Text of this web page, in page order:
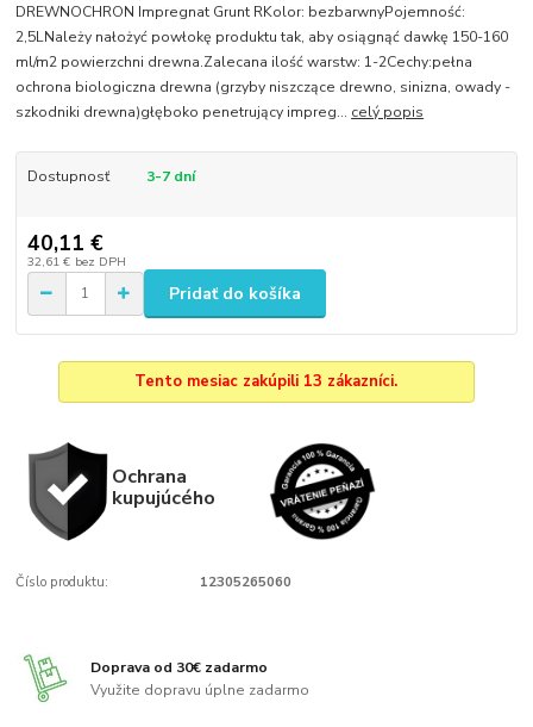
DREWNOCHRON Impregnat Grunt RKolor: bezbarwnyPojemność:
2,5LNależy nałożyć powłokę produktu tak, aby osiągnąć dawkę 150-160
ml/m2 powierzchni drewna.Zalecana ilość warstw: 1-2Cechy:pełna
ochrona biologiczna drewna (grzyby niszczące drewno, sinizna, owady -
szkodniki drewna)głęboko penetrujący impreg... celý popis
Dostupnosť 3-7 dní
40,11 €
32,61 € bez DPH
Pridať do košíka
Tento mesiac zakúpili 13 zákazníci.
Ochrana
kupujúcého
Číslo produktu: 12305265060
Doprava od 30€ zadarmo
Využite dopravu úplne zadarmo